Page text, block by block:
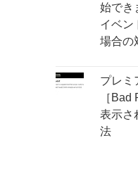
始でき
イベン
場合の
プレミ
［
表示さ
法